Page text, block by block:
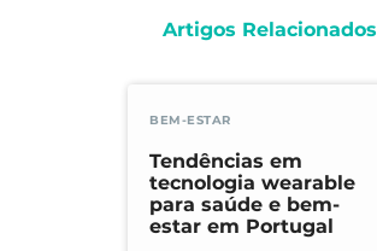
Artigos Relacionados
BEM-ESTAR
Tendências em
tecnologia wearable
para saúde e bem-
estar em Portugal